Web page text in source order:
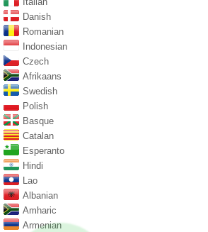
Danish
Romanian
Indonesian
Czech
Afrikaans
Swedish
Polish
Basque
Catalan
Esperanto
Hindi
Lao
Albanian
Amharic
Armenian